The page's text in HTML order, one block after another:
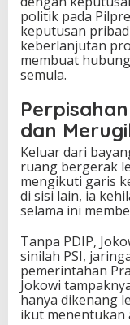
politik pada
keputusan
keberlanjutan
membuat
semula.
dan
Keluar dari
ruang bergerak
mengikuti garis
di sisi lain, ia
selama ini
Tanpa PDIP,
sinilah PSI,
pemerintahan
Jokowi
hanya dikenang
ikut menentukan